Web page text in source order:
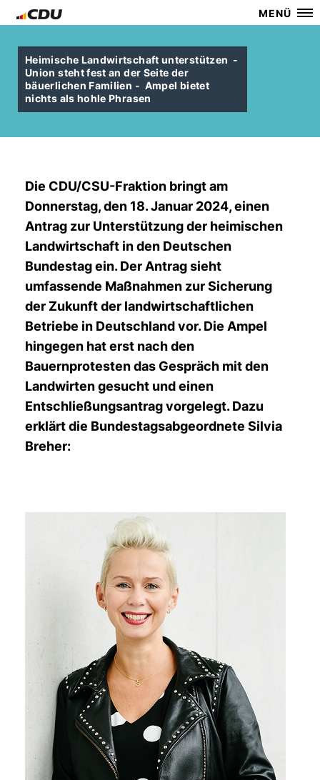
MENÜ
Heimische Landwirtschaft unterstützen -
Union steht fest an der Seite der
bäuerlichen Familien - Ampel bietet
nichts als hohle Phrasen
Die CDU/CSU-Fraktion bringt am
Donnerstag, den 18. Januar 2024, einen
Antrag zur Unterstützung der heimischen
Landwirtschaft in den Deutschen
Bundestag ein. Der Antrag sieht
umfassende Maßnahmen zur Sicherung
der Zukunft der landwirtschaftlichen
Betriebe in Deutschland vor. Die Ampel
hingegen hat erst nach den
Bauernprotesten das Gespräch mit den
Landwirten gesucht und einen
Entschließungsantrag vorgelegt. Dazu
erklärt die Bundestagsabgeordnete Silvia
Breher: